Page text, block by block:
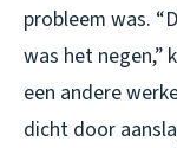
probleem was.
was het negen,”
een andere
dicht door